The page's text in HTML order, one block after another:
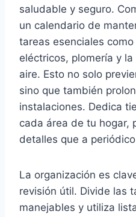
saludable y seguro.
un calendario de
tareas esenciales
eléctricos, plomería y
aire. Esto no solo
sino que también
instalaciones. Dedica
cada área de tu hogar,
detalles que a
La organización es
revisión útil. Divide las
manejables y utiliza